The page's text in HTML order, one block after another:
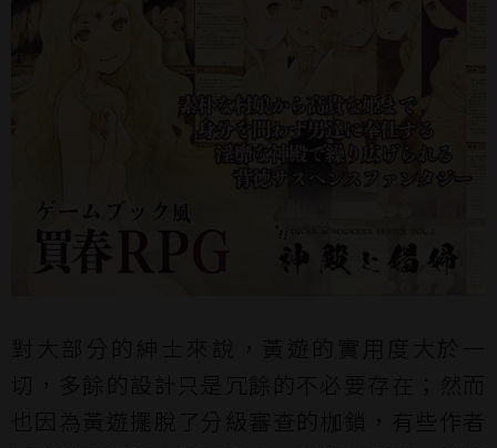
對大部分的紳士來說，黃遊的實用度大於一
切，多餘的設計只是冗餘的不必要存在；然而
也因為黃遊擺脫了分級審查的枷鎖，有些作者